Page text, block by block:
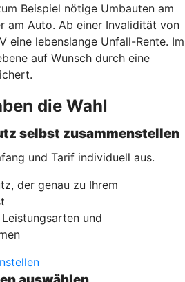
Beispiel nötige Umbauten am
am Auto. Ab einer Invalidität von
eine lebenslange Unfall-Rente. Im
auf Wunsch durch eine
die Wahl
selbst zusammenstellen
und Tarif individuell aus.
der genau zu Ihrem
und